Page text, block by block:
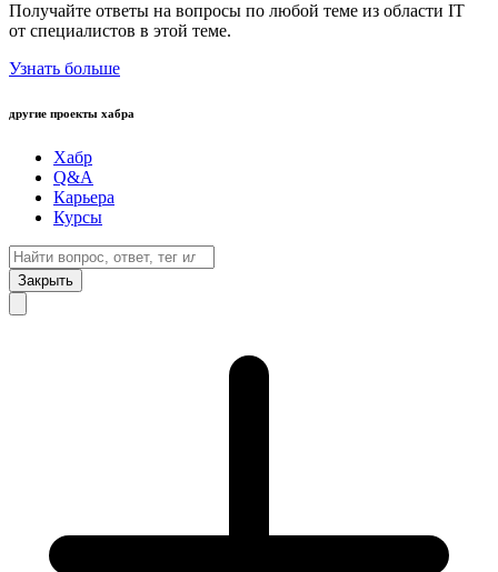
Получайте ответы на вопросы по любой теме из области IT
от специалистов в этой теме.
Узнать больше
другие проекты хабра
Хабр
Q&A
Карьера
Курсы
Закрыть